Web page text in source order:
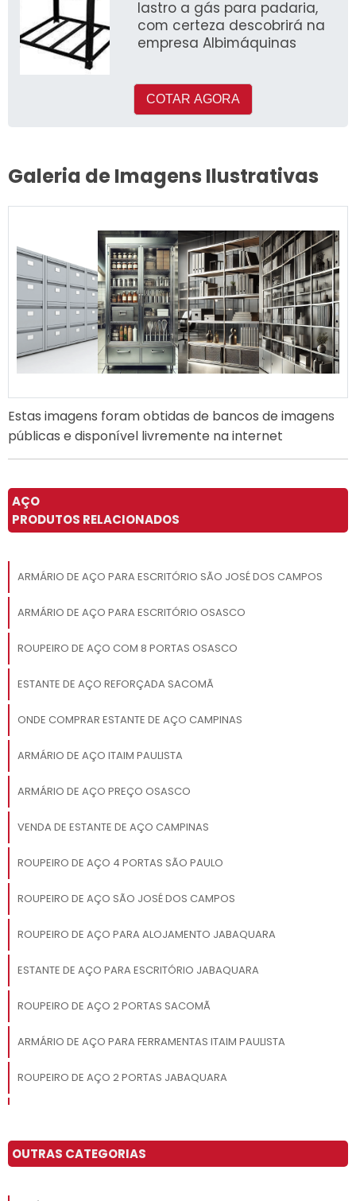
lastro a gás para padaria,
com certeza descobrirá na
empresa Albimáquinas
COTAR AGORA
Galeria de Imagens Ilustrativas
Estas imagens foram obtidas de bancos de imagens
públicas e disponível livremente na internet
AÇO
PRODUTOS RELACIONADOS
ARMÁRIO DE AÇO PARA ESCRITÓRIO SÃO JOSÉ DOS CAMPOS
ARMÁRIO DE AÇO PARA ESCRITÓRIO OSASCO
ROUPEIRO DE AÇO COM 8 PORTAS OSASCO
ESTANTE DE AÇO REFORÇADA SACOMÃ
ONDE COMPRAR ESTANTE DE AÇO CAMPINAS
ARMÁRIO DE AÇO ITAIM PAULISTA
ARMÁRIO DE AÇO PREÇO OSASCO
VENDA DE ESTANTE DE AÇO CAMPINAS
ROUPEIRO DE AÇO 4 PORTAS SÃO PAULO
ROUPEIRO DE AÇO SÃO JOSÉ DOS CAMPOS
ROUPEIRO DE AÇO PARA ALOJAMENTO JABAQUARA
ESTANTE DE AÇO PARA ESCRITÓRIO JABAQUARA
ROUPEIRO DE AÇO 2 PORTAS SACOMÃ
ARMÁRIO DE AÇO PARA FERRAMENTAS ITAIM PAULISTA
ROUPEIRO DE AÇO 2 PORTAS JABAQUARA
COMPRAR ESTANTE DE AÇO SÃO JOSÉ DOS CAMPOS
OUTRAS CATEGORIAS